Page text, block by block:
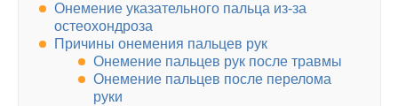
Онемение указательного пальца из-за
остеохондроза
Причины онемения пальцев рук
Онемение пальцев рук после травмы
Онемение пальцев после перелома
руки